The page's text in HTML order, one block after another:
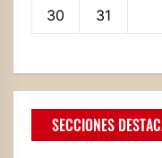
30
31
SECCIONES